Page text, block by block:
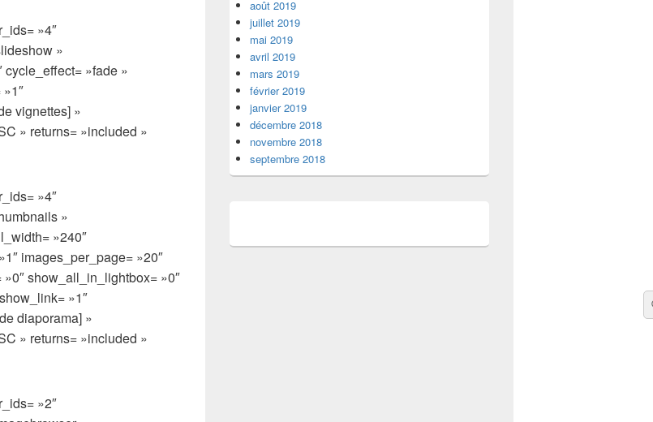
»4″
»
»fade »
vignettes] »
» returns= »included »
»4″
»
»240″
images_per_page= »20″
show_all_in_lightbox= »0″
»1″
diaporama] »
» returns= »included »
»2″
août 2019
juillet 2019
mai 2019
avril 2019
mars 2019
février 2019
janvier 2019
décembre 2018
novembre 2018
septembre 2018